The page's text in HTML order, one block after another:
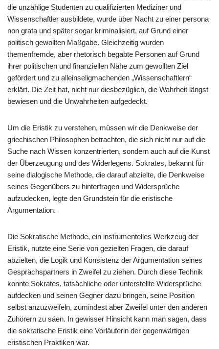
die unzählige Studenten zu qualifizierten Mediziner und
Wissenschaftler ausbildete, wurde über Nacht zu einer persona
non grata und später sogar kriminalisiert, auf Grund einer
politisch gewollten Maßgabe. Gleichzeitig wurden
themenfremde, aber rhetorisch begabte Personen auf Grund
ihrer politischen und finanziellen Nähe zum gewollten Ziel
gefördert und zu alleinseligmachenden „Wissenschaftlern“
erklärt. Die Zeit hat, nicht nur diesbezüglich, die Wahrheit längst
bewiesen und die Unwahrheiten aufgedeckt.
Um die Eristik zu verstehen, müssen wir die Denkweise der
griechischen Philosophen betrachten, die sich nicht nur auf die
Suche nach Wissen konzentrierten, sondern auch auf die Kunst
der Überzeugung und des Widerlegens. Sokrates, bekannt für
seine dialogische Methode, die darauf abzielte, die Denkweise
seines Gegenübers zu hinterfragen und Widersprüche
aufzudecken, legte den Grundstein für die eristische
Argumentation.
Die Sokratische Methode, ein instrumentelles Werkzeug der
Eristik, nutzte eine Serie von gezielten Fragen, die darauf
abzielten, die Logik und Konsistenz der Argumentation seines
Gesprächspartners in Zweifel zu ziehen. Durch diese Technik
konnte Sokrates, tatsächliche oder unterstellte Widersprüche
aufdecken und seinen Gegner dazu bringen, seine Position
selbst anzuzweifeln, zumindest aber Zweifel unter den anderen
Zuhörern zu säen. In gewisser Hinsicht kann man sagen, dass
die sokratische Eristik eine Vorläuferin der gegenwärtigen
eristischen Praktiken war.